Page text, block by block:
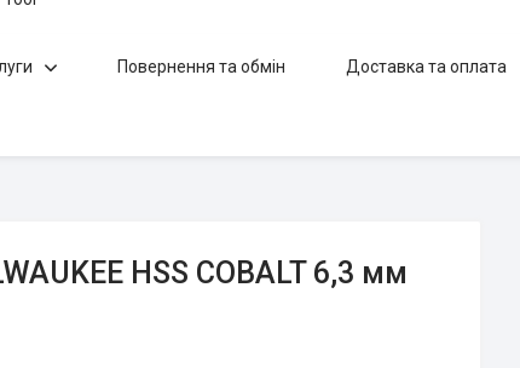
Повернення та обмін Доставка та оплата
HSS COBALT 6,3 мм